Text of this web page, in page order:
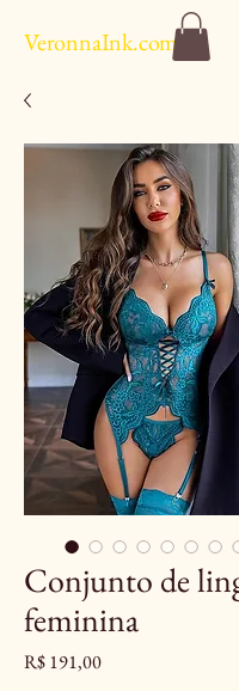
VeronnaInk.com
Conjunto de
feminina
R$ 191,00Preço